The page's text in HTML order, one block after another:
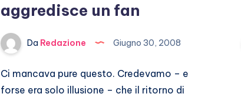
aggredisce un fan
Da Redazione Giugno 30, 2008
Ci mancava pure questo. Credevamo – e
forse era solo illusione – che il ritorno di